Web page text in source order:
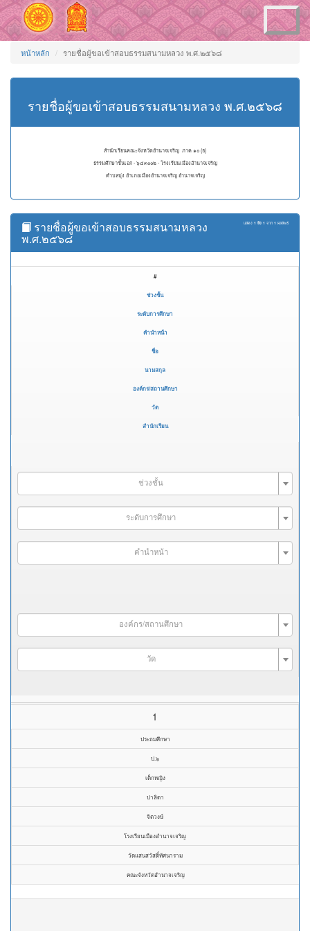
Toggle
navigation
หน้าหลัก รายชื่อผู้ขอเข้าสอบธรรมสนามหลวง พ.ศ.๒๕๖๘
รายชื่อผู้ขอเข้าสอบธรรมสนามหลวง พ.ศ.๒๕๖๘
สำนักเรียนคณะจังหวัดอำนาจเจริญ ภาค ๑๐ (ธ)
ธรรมศึกษาชั้นเอก - ๖๔๓๐๐๒ - โรงเรียนเมืองอำนาจเจริญ
ตำบลบุ่ง อำเภอเมืองอำนาจเจริญ อำนาจเจริญ
แสดง 1 ถึง 1 จาก 1 ผลลัพธ์
รายชื่อผู้ขอเข้าสอบธรรมสนามหลวง
พ.ศ.๒๕๖๘
#
ช่วงชั้น
ระดับการศึกษา
คำนำหน้า
ชื่อ
นามสกุล
องค์กร/สถานศึกษา
วัด
สำนักเรียน
ช่วงชั้น
ระดับการศึกษา
คำนำหน้า
องค์กร/สถานศึกษา
วัด
1
ประถมศึกษา
ป.๖
เด็กหญิง
ปาลิดา
จิตวงษ์
โรงเรียนเมืองอำนาจเจริญ
วัดแสนสวัสดิ์ทัศนาราม
คณะจังหวัดอำนาจเจริญ